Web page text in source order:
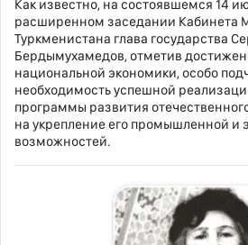
Как известно, на состоявшемся 14
расширенном заседании Кабинета
Туркменистана глава государства
Бердымухамедов, отметив
национальной экономики, особо
необходимость успешной
программы развития
на укрепление его промышленной и
возможностей.